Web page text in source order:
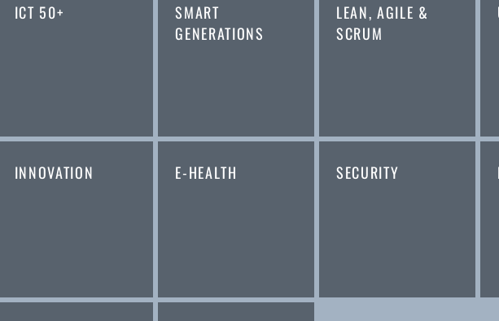
ICT 50+
SMART
GENERATIONS
LEAN, AGILE &
SCRUM
INNOVATION E-HEALTH SECURITY